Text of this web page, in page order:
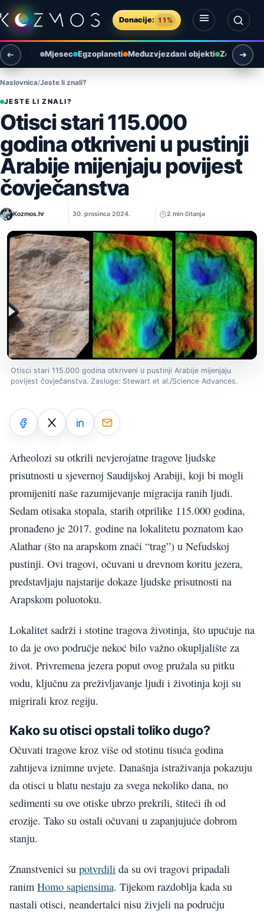
Preskoči na sadržaj
Donacije: 11%
Otvori izbornik
Otvori pretragu
Mjesec Egzoplaneti Međuzvjezdani objekti Zemlja i
Naslovnica Jeste li znali?
JESTE LI ZNALI?
Otisci stari 115.000
godina otkriveni u pustinji
Arabije mijenjaju povijest
čovječanstva
Kozmos.hr 30. prosinca 2024. 2 min čitanja
Otisci stari 115.000 godina otkriveni u pustinji Arabije mijenjaju
povijest čovječanstva. Zasluge: Stewart et al./Science Advances.
Arheolozi su otkrili nevjerojatne tragove ljudske
prisutnosti u sjevernoj Saudijskoj Arabiji, koji bi mogli
promijeniti naše razumijevanje migracija ranih ljudi.
Sedam otisaka stopala, starih otprilike 115.000 godina,
pronađeno je 2017. godine na lokalitetu poznatom kao
Alathar (što na arapskom znači “trag”) u Nefudskoj
pustinji. Ovi tragovi, očuvani u drevnom koritu jezera,
predstavljaju najstarije dokaze ljudske prisutnosti na
Arapskom poluotoku.
Lokalitet sadrži i stotine tragova životinja, što upućuje na
to da je ovo područje nekoć bilo važno okupljalište za
život. Privremena jezera poput ovog pružala su pitku
vodu, ključnu za preživljavanje ljudi i životinja koji su
migrirali kroz regiju.
Kako su otisci opstali toliko dugo?
Očuvati tragove kroz više od stotinu tisuća godina
zahtijeva iznimne uvjete. Današnja istraživanja pokazuju
da otisci u blatu nestaju za svega nekoliko dana, no
sedimenti su ove otiske ubrzo prekrili, štiteći ih od
erozije. Tako su ostali očuvani u zapanjujuće dobrom
stanju.
Znanstvenici su potvrdili da su ovi tragovi pripadali
ranim Homo sapiensima. Tijekom razdoblja kada su
nastali otisci, neandertalci nisu živjeli na području